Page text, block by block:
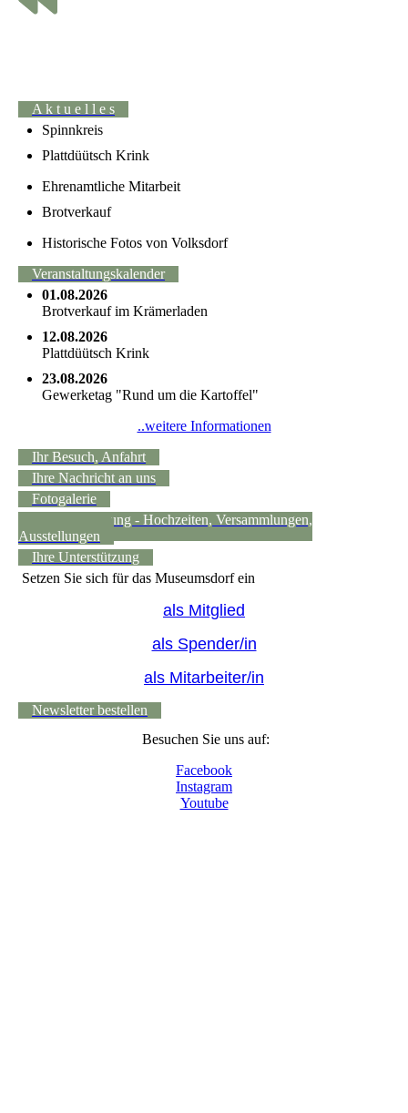
A k t u e l l e s
Spinnkreis
Plattdüütsch Krink
Ehrenamtliche Mitarbeit
Brotverkauf
Historische Fotos von Volksdorf
Veranstaltungskalender
01.08.2026
Brotverkauf im Krämerladen
12.08.2026
Plattdüütsch Krink
23.08.2026
Gewerketag "Rund um die Kartoffel"
..weitere Informationen
Ihr Besuch, Anfahrt
Ihre Nachricht an uns
Fotogalerie
Raumvermietung - Hochzeiten, Versammlungen,
Ausstellungen
Ihre Unterstützung
Setzen Sie sich für das Museumsdorf ein
als Mitglied
als Spender/in
als Mitarbeiter/in
Newsletter bestellen
Besuchen Sie uns auf:
Facebook
Instagram
Youtube